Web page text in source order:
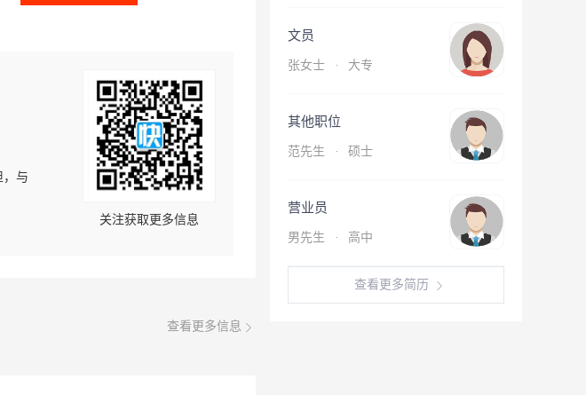
，与
关注获取更多信息
查看更多信息
文员
张女士 · 大专
其他职位
范先生 · 硕士
营业员
男先生 · 高中
查看更多简历